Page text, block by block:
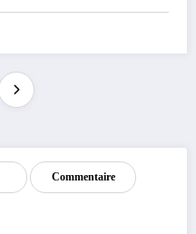
Commentaire